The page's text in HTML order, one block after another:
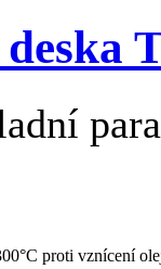
proti vznícení